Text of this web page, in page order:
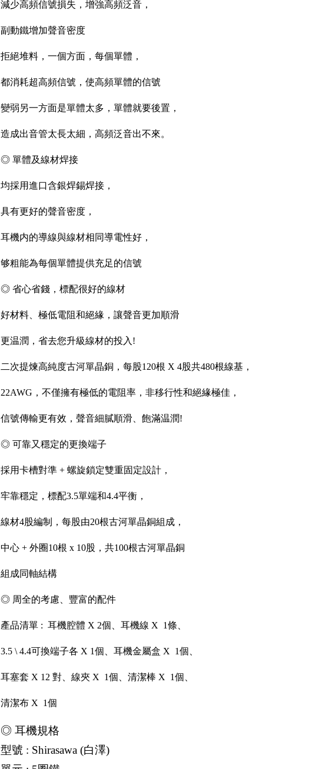
減少高頻信號損失，增強高頻泛音，
副動鐵增加聲音密度
拒絕堆料，一個方面，每個單體，
都消耗超高頻信號，使高頻單體的信號
變弱另一方面是單體太多，單體就要後置，
造成出音管太長太細，高頻泛音出不來。
◎ 單體及線材焊接
均採用進口含銀焊錫焊接，
具有更好的聲音密度，
耳機内的導線與線材相同導電性好，
够粗能為每個單體提供充足的信號
◎ 省心省錢，標配很好的線材
好材料、極低電阻和絕緣，讓聲音更加順滑
更温潤，省去您升級線材的投入!
二次提煉高純度古河單晶銅，每股120根 X 4股共480根線基，
22AWG，不僅擁有極低的電阻率，非移行性和絕緣極佳，
信號傳輸更有效，聲音細膩順滑、飽滿温潤!
◎ 可靠又穩定的更換端子
採用卡槽對準 + 螺旋鎖定雙重固定設計，
牢靠穩定，標配3.5單端和4.4平衡，
線材4股編制，每股由20根古河單晶銅組成，
中心 + 外圈10根 x 10股，共100根古河單晶銅
組成同軸結構
◎ 周全的考慮、豐富的配件
產品清單 : 耳機腔體 X 2個、耳機線 X 1條、
3.5 \ 4.4可換端子各 X 1個、耳機金屬盒 X 1個、
耳塞套 X 12 對、線夾 X 1個、清潔棒 X 1個、
清潔布 X 1個
◎ 耳機規格
型號 : Shirasawa (白澤)